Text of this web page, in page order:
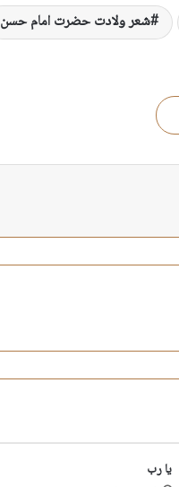
شعر ولادت حضرت امام حسن
یا رب